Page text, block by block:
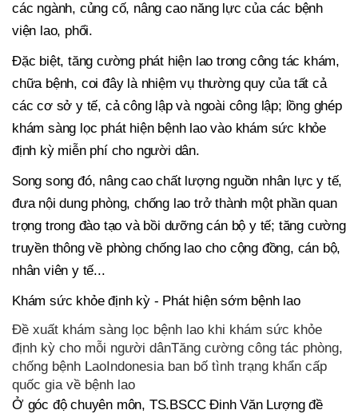
các ngành, củng cố, nâng cao năng lực của các bệnh
viện lao, phổi.
Đặc biệt, tăng cường phát hiện lao trong công tác khám,
chữa bệnh, coi đây là nhiệm vụ thường quy của tất cả
các cơ sở y tế, cả công lập và ngoài công lập; lồng ghép
khám sàng lọc phát hiện bệnh lao vào khám sức khỏe
định kỳ miễn phí cho người dân.
Song song đó, nâng cao chất lượng nguồn nhân lực y tế,
đưa nội dung phòng, chống lao trở thành một phần quan
trọng trong đào tạo và bồi dưỡng cán bộ y tế; tăng cường
truyền thông về phòng chống lao cho cộng đồng, cán bộ,
nhân viên y tế...
Khám sức khỏe định kỳ - Phát hiện sớm bệnh lao
Đề xuất khám sàng lọc bệnh lao khi khám sức khỏe
định kỳ cho mỗi người dânTăng cường công tác phòng,
chống bệnh LaoIndonesia ban bố tình trạng khẩn cấp
quốc gia về bệnh lao
Ở góc độ chuyên môn, TS.BSCC Đinh Văn Lượng đề